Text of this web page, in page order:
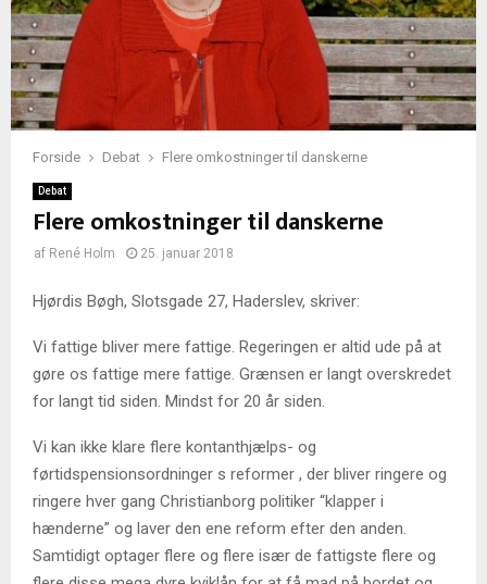
Forside Debat Flere omkostninger til danskerne
Debat
Flere omkostninger til danskerne
af René Holm 25. januar 2018
Hjørdis Bøgh, Slotsgade 27, Haderslev, skriver:
Vi fattige bliver mere fattige. Regeringen er altid ude på at
gøre os fattige mere fattige. Grænsen er langt overskredet
for langt tid siden. Mindst for 20 år siden.
Vi kan ikke klare flere kontanthjælps- og
førtidspensionsordninger s reformer , der bliver ringere og
ringere hver gang Christianborg politiker “klapper i
hænderne” og laver den ene reform efter den anden.
Samtidigt optager flere og flere især de fattigste flere og